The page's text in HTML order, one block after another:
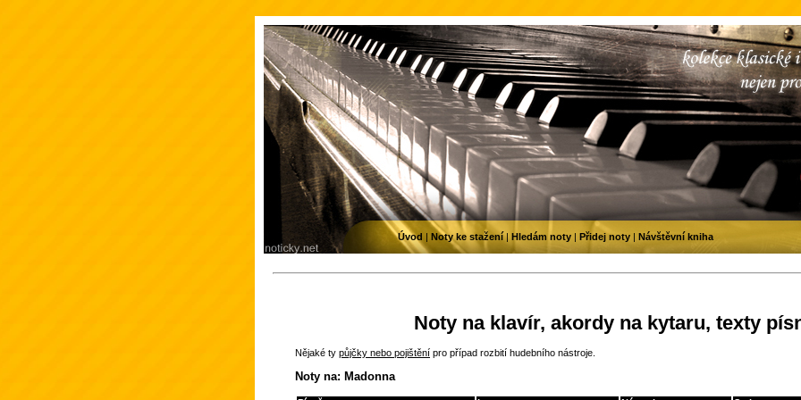
Noty na klavír, akordy na kytaru, texty
Nějaké ty půjčky nebo pojištění pro případ rozbití hudebního nástroje.
Noty na: Madonna
Úvod | Noty ke stažení| Hledám noty | Přidej noty | Návštěvní kniha